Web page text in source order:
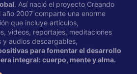
. Así nació el proyecto Creando
2007 comparte una enorme
que incluye artículos,
videos, reportajes, meditaciones
y audios descargables,
para fomentar el desarrollo
integral: cuerpo, mente y alma.